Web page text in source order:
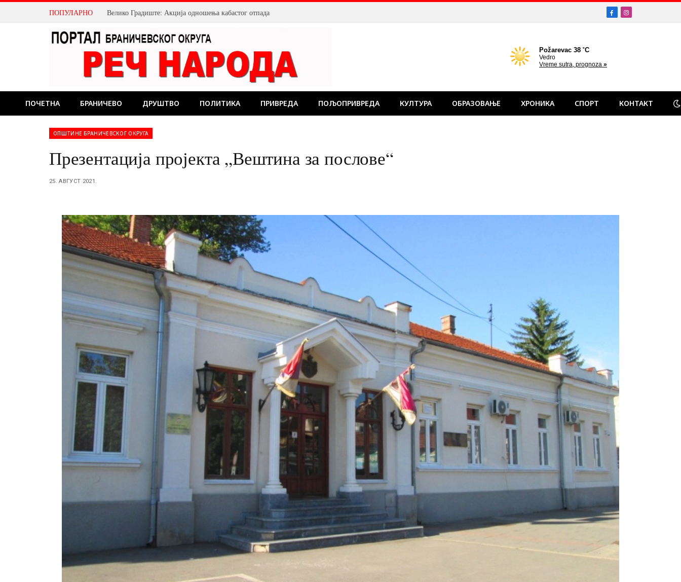
ПОПУЛАРНО Велико Градиште: Акција одношења кабастог отпада FacebookInstagram
ПОЧЕТНА БРАНИЧЕВО ДРУШТВО ПОЛИТИКА ПРИВРЕДА ПОЉОПРИВРЕДА КУЛТУРА ОБРАЗОВАЊЕ ХРОНИКА СПОРТ КОНТАКТ
ОПШТИНЕ БРАНИЧЕВСКОГ ОКРУГА
Презентација пројекта „Вештина за послове“
25. АВГУСТ 2021.